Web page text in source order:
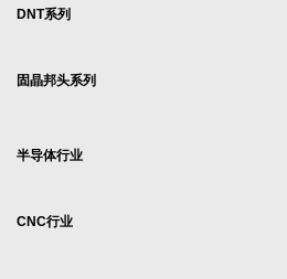
DNT系列
固晶邦头系列
半导体行业
CNC行业